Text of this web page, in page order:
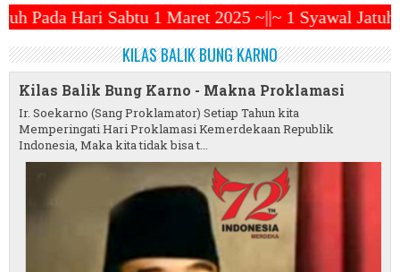
2025 ~||~ 1 Syawal Jatuh Pada Tanggal 31
KILAS BALIK BUNG KARNO
Kilas Balik Bung Karno - Makna Proklamasi
Ir. Soekarno (Sang Proklamator) Setiap Tahun kita
Memperingati Hari Proklamasi Kemerdekaan Republik
Indonesia, Maka kita tidak bisa t...